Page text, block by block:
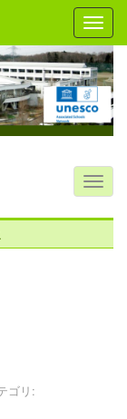
ゴリ: